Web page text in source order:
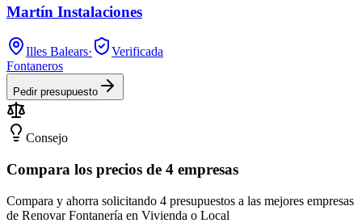
Martín Instalaciones
Illes Balears·
Verificada
Fontaneros
Pedir presupuesto
Consejo
Compara los precios de 4 empresas
Compara y ahorra solicitando 4 presupuestos a las mejores empresas
de Renovar Fontanería en Vivienda o Local